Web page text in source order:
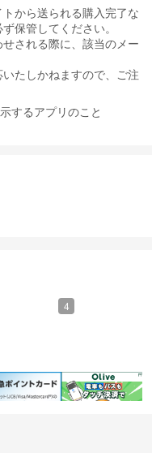
から送られる購入完了な
保管してください。
される際に、該当のメー
たしかねますので、ご注
するアプリのこと
ポイント
4
4,000ポイント